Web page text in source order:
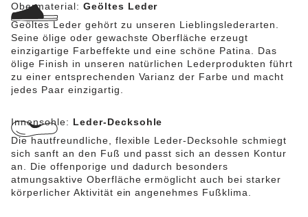
Obermaterial: Geöltes Leder
Geöltes Leder gehört zu unseren Lieblingslederarten.
Seine ölige oder gewachste Oberfläche erzeugt
einzigartige Farbeffekte und eine schöne Patina. Das
ölige Finish in unseren natürlichen Lederprodukten führt
zu einer entsprechenden Varianz der Farbe und macht
jedes Paar einzigartig.
Innensohle: Leder-Decksohle
Die hautfreundliche, flexible Leder-Decksohle schmiegt
sich sanft an den Fuß und passt sich an dessen Kontur
an. Die offenporige und dadurch besonders
atmungsaktive Oberfläche ermöglicht auch bei starker
körperlicher Aktivität ein angenehmes Fußklima.